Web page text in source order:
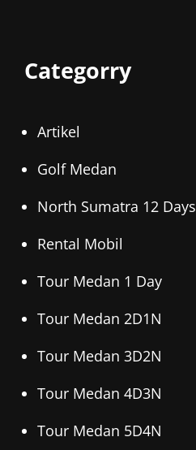
Categorry
Artikel
Golf Medan
North Sumatra 12 Days
Rental Mobil
Tour Medan 1 Day
Tour Medan 2D1N
Tour Medan 3D2N
Tour Medan 4D3N
Tour Medan 5D4N